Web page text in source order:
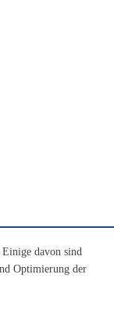
Einige davon sind
Optimierung der